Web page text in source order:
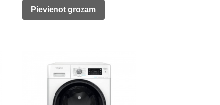
was:
is:
Pievienot grozam